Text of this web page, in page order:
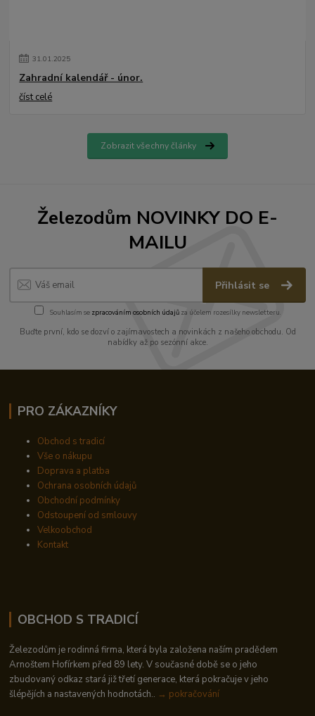
31.01.2025
Zahradní kalendář - únor.
číst celé
Zobrazit všechny články
Železodům NOVINKY DO E-
MAILU
Přihlásit se
Souhlasím se zpracováním osobních údajůza účelem rozesílky newsletteru.
Buďte první, kdo se dozví o zajímavostech a novinkách z našeho obchodu. Od
nabídky až po sezónní akce.
PRO ZÁKAZNÍKY
Obchod s tradicí
Vše o nákupu
Doprava a platba
Ochrana osobních údajů
Obchodní podmínky
Odstoupení od smlouvy
Velkoobchod
Kontakt
OBCHOD S TRADICÍ
Železodům je rodinná firma, která byla založena naším pradědem
Arnoštem Hofírkem před 89 lety. V současné době se o jeho
zbudovaný odkaz stará již třetí generace, která pokračuje v jeho
šlépějích a nastavených hodnotách.. → pokračování